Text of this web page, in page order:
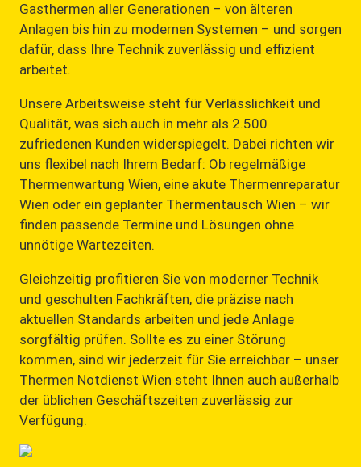
Gasthermen aller Generationen – von älteren
Anlagen bis hin zu modernen Systemen – und sorgen
dafür, dass Ihre Technik zuverlässig und effizient
arbeitet.
Unsere Arbeitsweise steht für Verlässlichkeit und
Qualität, was sich auch in mehr als 2.500
zufriedenen Kunden widerspiegelt. Dabei richten wir
uns flexibel nach Ihrem Bedarf: Ob regelmäßige
Thermenwartung Wien, eine akute Thermenreparatur
Wien oder ein geplanter Thermentausch Wien – wir
finden passende Termine und Lösungen ohne
unnötige Wartezeiten.
Gleichzeitig profitieren Sie von moderner Technik
und geschulten Fachkräften, die präzise nach
aktuellen Standards arbeiten und jede Anlage
sorgfältig prüfen. Sollte es zu einer Störung
kommen, sind wir jederzeit für Sie erreichbar – unser
Thermen Notdienst Wien steht Ihnen auch außerhalb
der üblichen Geschäftszeiten zuverlässig zur
Verfügung.